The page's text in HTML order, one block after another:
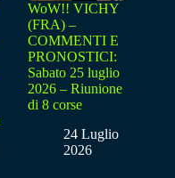
WoW!! VICHY
(FRA) –
COMMENTI E
PRONOSTICI:
Sabato 25 luglio
2026 – Riunione
di 8 corse
24 Luglio
2026